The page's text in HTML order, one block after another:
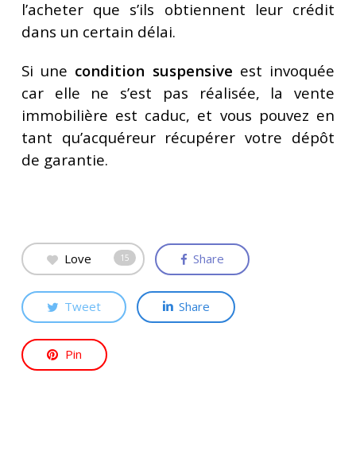
l’acheter que s’ils obtiennent leur crédit
dans un certain délai.
Si une condition suspensive est invoquée
car elle ne s’est pas réalisée, la vente
immobilière est caduc, et vous pouvez en
tant qu’acquéreur récupérer votre dépôt
de garantie.
Love 15 Share
Tweet Share
Pin